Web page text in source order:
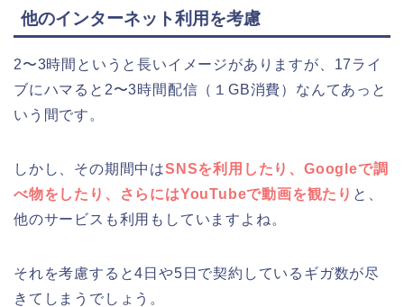
他のインターネット利用を考慮
2〜3時間というと長いイメージがありますが、17ライ
ブにハマると2〜3時間配信（１GB消費）なんてあっと
いう間です。
しかし、その期間中はSNSを利用したり、Googleで調
べ物をしたり、さらにはYouTubeで動画を観たり と、
他のサービスも利用もしていますよね。
それを考慮すると4日や5日で契約しているギガ数が尽
きてしまうでしょう。